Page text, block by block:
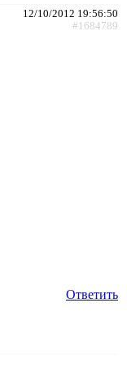
12/10/2012 19:56:50
#1684789
Ответить